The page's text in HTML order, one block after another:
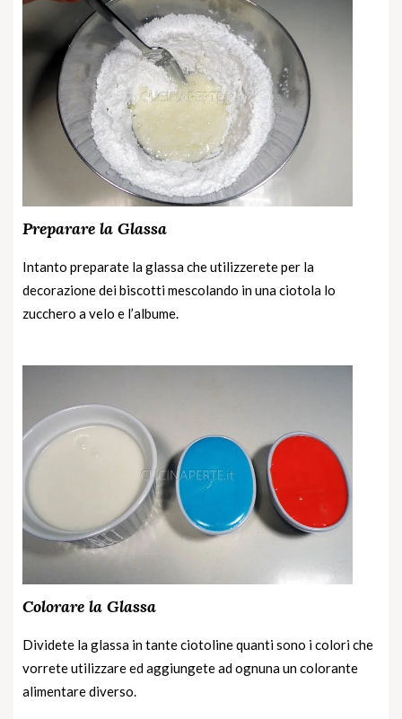
Preparare la Glassa
Intanto preparate la glassa che utilizzerete per la
decorazione dei biscotti mescolando in una ciotola lo
zucchero a velo e l’albume.
Colorare la Glassa
Dividete la glassa in tante ciotoline quanti sono i colori che
vorrete utilizzare ed aggiungete ad ognuna un colorante
alimentare diverso.